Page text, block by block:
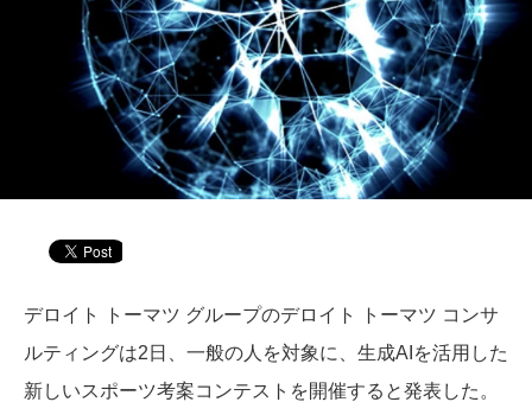
デロイト トーマツ グループのデロイト トーマツ コンサ
ルティングは2日、一般の人を対象に、生成AIを活用した
新しいスポーツ考案コンテストを開催すると発表した。